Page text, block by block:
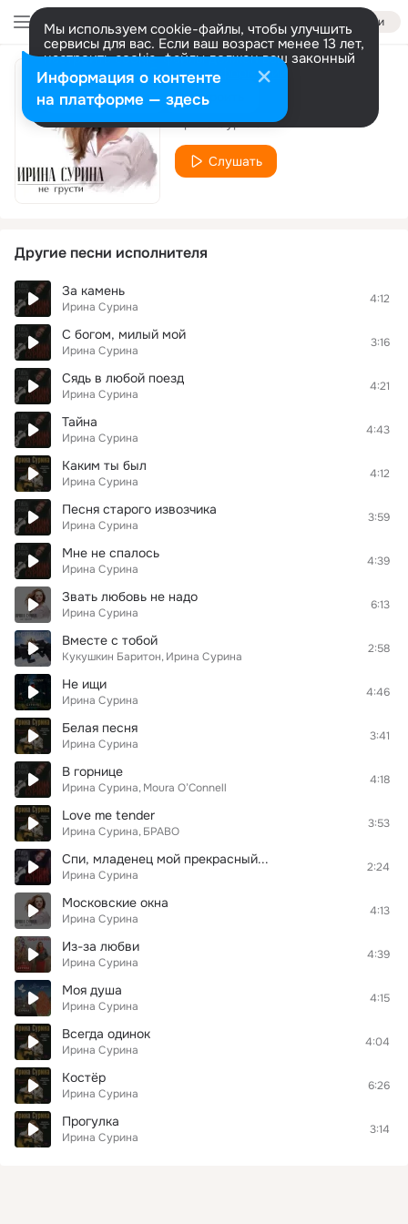
Войти
Мы используем cookie-файлы, чтобы улучшить
сервисы для вас. Если ваш возраст менее 13 лет,
настроить cookie-файлы должен ваш законный
представитель. Больше информации
Разрешить все Настроить
На тот большак
Ирина Сурина
Слушать
Другие песни исполнителя
За камень
Ирина Сурина
4:12
С богом, милый мой
Ирина Сурина
3:16
Сядь в любой поезд
Ирина Сурина
4:21
Тайна
Ирина Сурина
4:43
Каким ты был
Ирина Сурина
4:12
Песня старого извозчика
Ирина Сурина
3:59
Мне не спалось
Ирина Сурина
4:39
Звать любовь не надо
Ирина Сурина
6:13
Вместе с тобой
Кукушкин Баритон Ирина Сурина
2:58
Не ищи
Ирина Сурина
4:46
Белая песня
Ирина Сурина
3:41
В горнице
Ирина Сурина Moura O’Connell
4:18
Love me tender
Ирина Сурина БРАВО
3:53
Спи, младенец мой прекрасный...
Ирина Сурина
2:24
Московские окна
Ирина Сурина
4:13
Из-за любви
Ирина Сурина
4:39
Моя душа
Ирина Сурина
4:15
Всегда одинок
Ирина Сурина
4:04
Костёр
Ирина Сурина
6:26
Прогулка
Ирина Сурина
3:14
Информация о контенте
на платформе — здесь